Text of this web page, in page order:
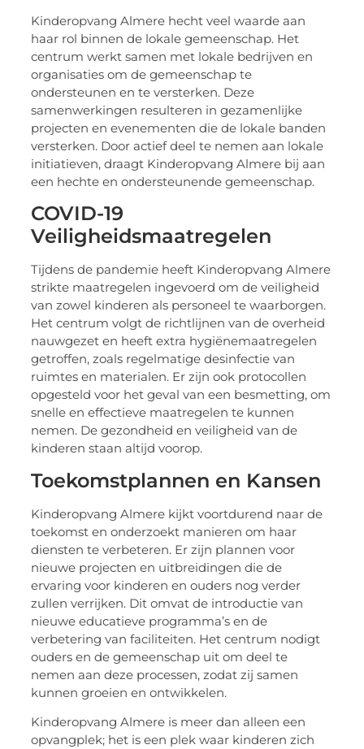
Kinderopvang Almere hecht veel waarde aan
haar rol binnen de lokale gemeenschap. Het
centrum werkt samen met lokale bedrijven en
organisaties om de gemeenschap te
ondersteunen en te versterken. Deze
samenwerkingen resulteren in gezamenlijke
projecten en evenementen die de lokale banden
versterken. Door actief deel te nemen aan lokale
initiatieven, draagt Kinderopvang Almere bij aan
een hechte en ondersteunende gemeenschap.
COVID-19
Veiligheidsmaatregelen
Tijdens de pandemie heeft Kinderopvang Almere
strikte maatregelen ingevoerd om de veiligheid
van zowel kinderen als personeel te waarborgen.
Het centrum volgt de richtlijnen van de overheid
nauwgezet en heeft extra hygiënemaatregelen
getroffen, zoals regelmatige desinfectie van
ruimtes en materialen. Er zijn ook protocollen
opgesteld voor het geval van een besmetting, om
snelle en effectieve maatregelen te kunnen
nemen. De gezondheid en veiligheid van de
kinderen staan altijd voorop.
Toekomstplannen en Kansen
Kinderopvang Almere kijkt voortdurend naar de
toekomst en onderzoekt manieren om haar
diensten te verbeteren. Er zijn plannen voor
nieuwe projecten en uitbreidingen die de
ervaring voor kinderen en ouders nog verder
zullen verrijken. Dit omvat de introductie van
nieuwe educatieve programma’s en de
verbetering van faciliteiten. Het centrum nodigt
ouders en de gemeenschap uit om deel te
nemen aan deze processen, zodat zij samen
kunnen groeien en ontwikkelen.
Kinderopvang Almere is meer dan alleen een
opvangplek; het is een plek waar kinderen zich